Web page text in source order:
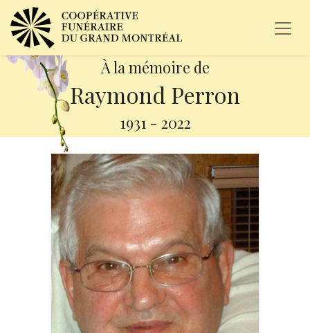
À la mémoire de
Raymond Perron
1931 - 2022